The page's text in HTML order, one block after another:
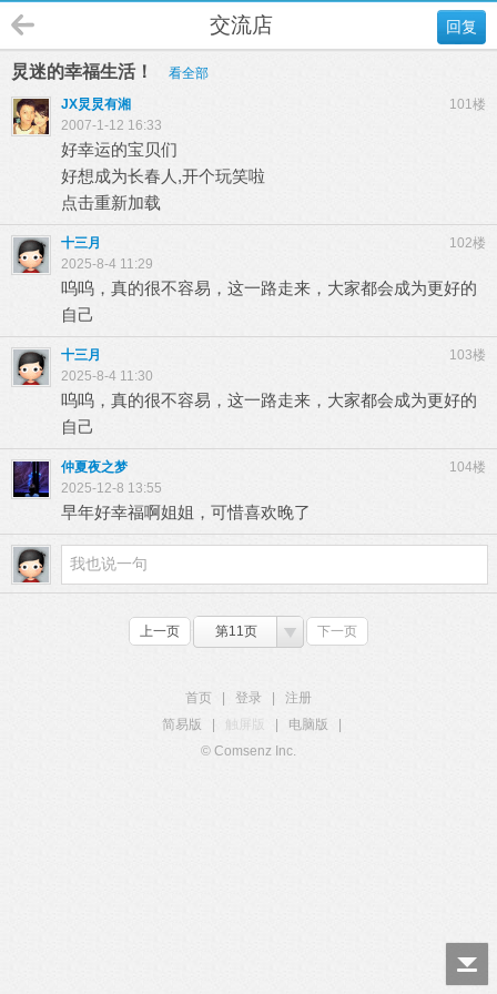
回复
交流店
炅迷的幸福生活！
看全部
101楼
JX炅炅有湘
2007-1-12 16:33
好幸运的宝贝们
好想成为长春人,开个玩笑啦
点击重新加载
102楼
十三月
2025-8-4 11:29
呜呜，真的很不容易，这一路走来，大家都会成为更好的
自己
103楼
十三月
2025-8-4 11:30
呜呜，真的很不容易，这一路走来，大家都会成为更好的
自己
104楼
仲夏夜之梦
2025-12-8 13:55
早年好幸福啊姐姐，可惜喜欢晚了
上一页 第11页 下一页
首页 登录
注册
简易版
触屏版 电脑版
© Comsenz Inc.